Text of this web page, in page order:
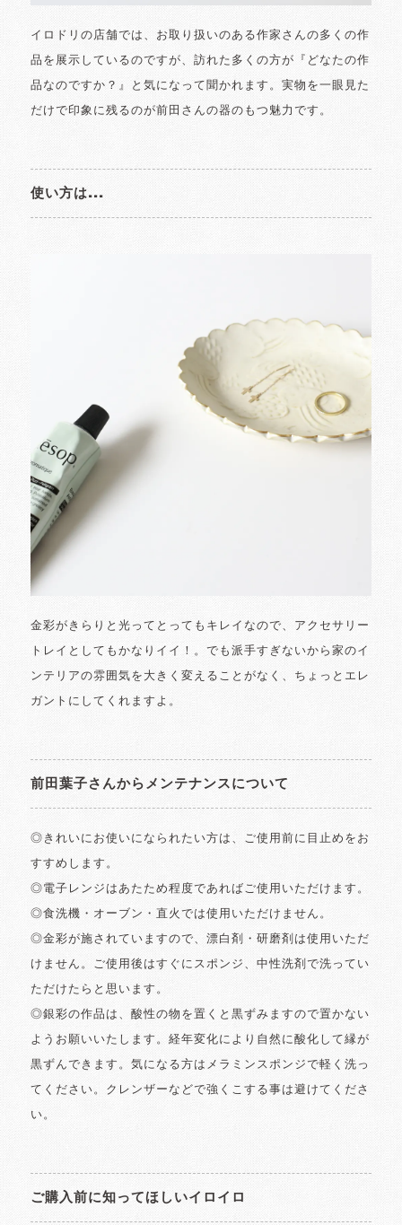
イロドリの店舗では、お取り扱いのある作家さんの多くの作
品を展示しているのですが、訪れた多くの方が『どなたの作
品なのですか？』と気になって聞かれます。実物を一眼見た
だけで印象に残るのが前田さんの器のもつ魅力です。
使い方は...
金彩がきらりと光ってとってもキレイなので、アクセサリー
トレイとしてもかなりイイ！。でも派手すぎないから家のイ
ンテリアの雰囲気を大きく変えることがなく、ちょっとエレ
ガントにしてくれますよ。
前田葉子さんからメンテナンスについて
◎きれいにお使いになられたい方は、ご使用前に目止めをお
すすめします。
◎電子レンジはあたため程度であればご使用いただけます。
◎食洗機・オーブン・直火では使用いただけません。
◎金彩が施されていますので、漂白剤・研磨剤は使用いただ
けません。ご使用後はすぐにスポンジ、中性洗剤で洗ってい
ただけたらと思います。
◎銀彩の作品は、酸性の物を置くと黒ずみますので置かない
ようお願いいたします。経年変化により自然に酸化して縁が
黒ずんできます。気になる方はメラミンスポンジで軽く洗っ
てください。クレンザーなどで強くこする事は避けてくださ
い。
ご購入前に知ってほしいイロイロ